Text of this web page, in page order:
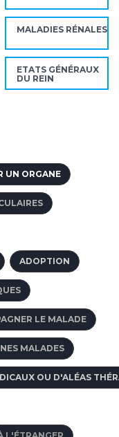
MALADIES RÉNALES
ETATS GÉNÉRAUX
DU REIN
UN ORGANE
ADOPTION
LE MALADE
MALADES
OU D'ALÉAS